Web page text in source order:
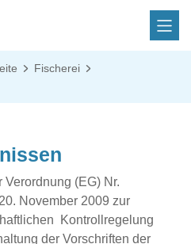
Fischerei
Verordnung (EG) Nr.
November 2009 zur
Kontrollregelung
der Vorschriften der